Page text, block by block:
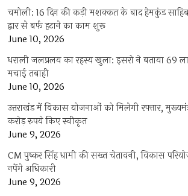
चमोली: 16 दिन की कड़ी मशक्कत के बाद हेमकुंड
द्वार से बर्फ हटाने का काम शुरू
June 10, 2026
धराली जलप्रलय का रहस्य खुला: इसरो ने बताया 69
मचाई तबाही
June 10, 2026
उत्तराखंड में विकास योजनाओं को मिलेगी रफ्तार,
करोड़ रुपये किए स्वीकृत
June 9, 2026
CM पुष्कर सिंह धामी की सख्त चेतावनी, विकास
नपेंगे अधिकारी
June 9, 2026